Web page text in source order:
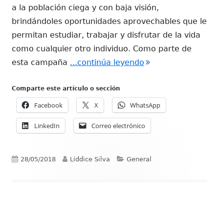
a la población ciega y con baja visión,
brindándoles oportunidades aprovechables que le
permitan estudiar, trabajar y disfrutar de la vida
como cualquier otro individuo. Como parte de
esta campaña ...continúa leyendo "FUNDASEB
Comparte este artículo o sección
Facebook X WhatsApp
LinkedIn Correo electrónico
Publicado
28/05/2018 Autor
Líddice Silva Categorías
General